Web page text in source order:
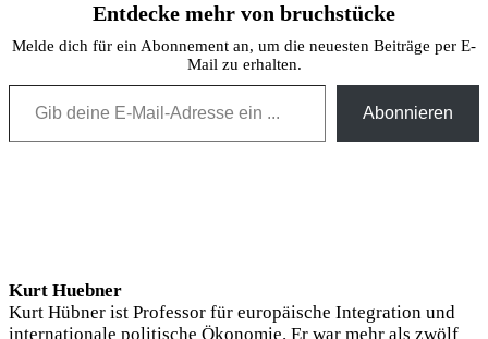
Entdecke mehr von bruchstücke
Melde dich für ein Abonnement an, um die neuesten Beiträge per E-
Mail zu erhalten.
Gib deine E-Mail-Adresse ein ...
Abonnieren
Kurt Huebner
Kurt Hübner ist Professor für europäische Integration und
internationale politische Ökonomie. Er war mehr als zwölf